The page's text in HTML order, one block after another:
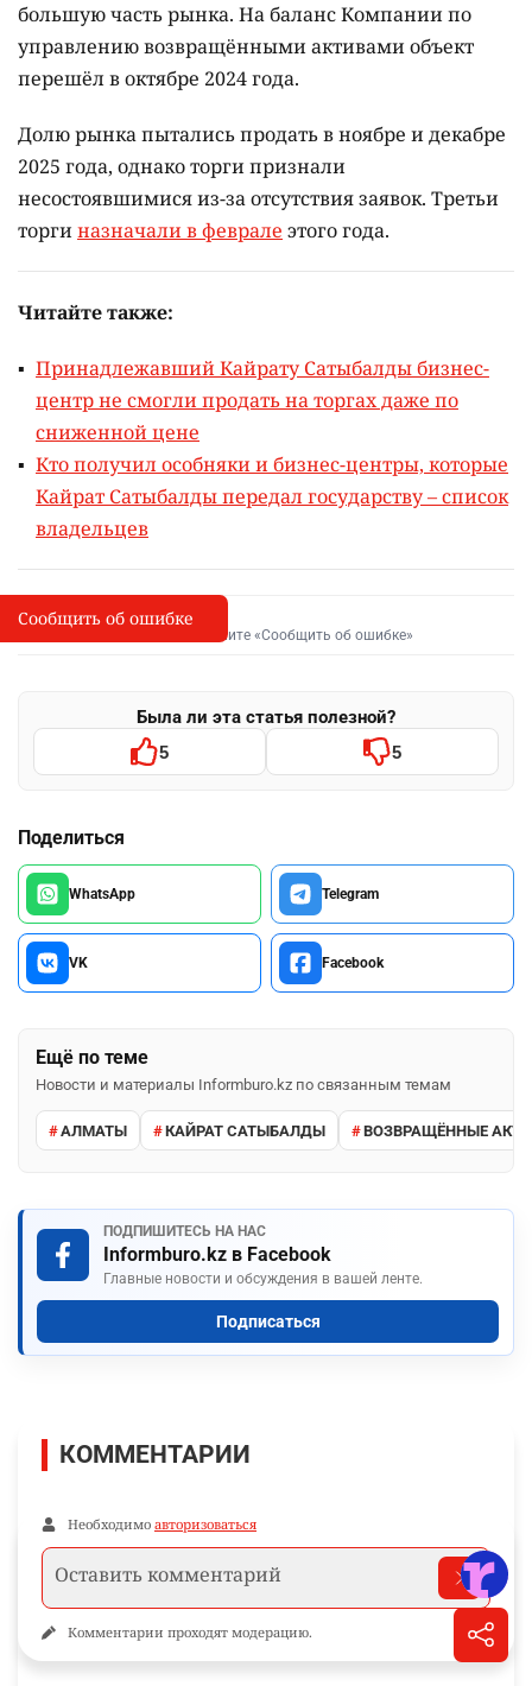
большую часть рынка. На баланс Компании по
управлению возвращёнными активами объект
перешёл в октябре 2024 года.
Долю рынка пытались продать в ноябре и декабре
2025 года, однако торги признали
несостоявшимися из-за отсутствия заявок. Третьи
торгиназначали в феврале этого года.
Читайте также:
Принадлежавший Кайрату Сатыбалды бизнес-
центр не смогли продать на торгах даже по
сниженной цене
Кто получил особняки и бизнес-центры, которые
Кайрат Сатыбалды передал государству – список
владельцев
I
Сообщить об опечатке
Выделите фрагмент и нажмите «Сообщить об ошибке»
Была ли эта статья полезной?
5 5
Поделиться
WhatsApp Telegram
VK Facebook
Ещё по теме
Новости и материалы Informburo.kz по связанным темам
АЛМАТЫ КАЙРАТ САТЫБАЛДЫ ВОЗВРАЩЁННЫЕ
ПОДПИШИТЕСЬ НА НАС
Informburo.kz в Facebook
Главные новости и обсуждения в вашей ленте.
Подписаться
Сообщить об ошибке
КОММЕНТАРИИ
Необходимо авторизоваться
Комментарии проходят модерацию.